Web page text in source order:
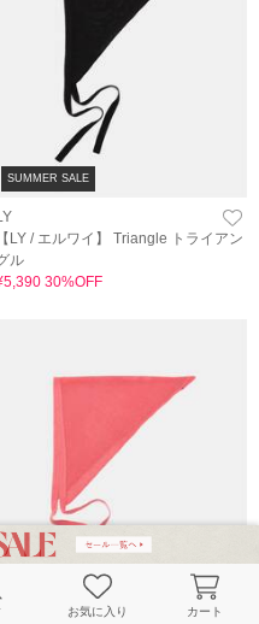
SUMMER SALE
【LY / エルワイ】 Triangle トライアン
ル
30%OFF
お気に入り カート